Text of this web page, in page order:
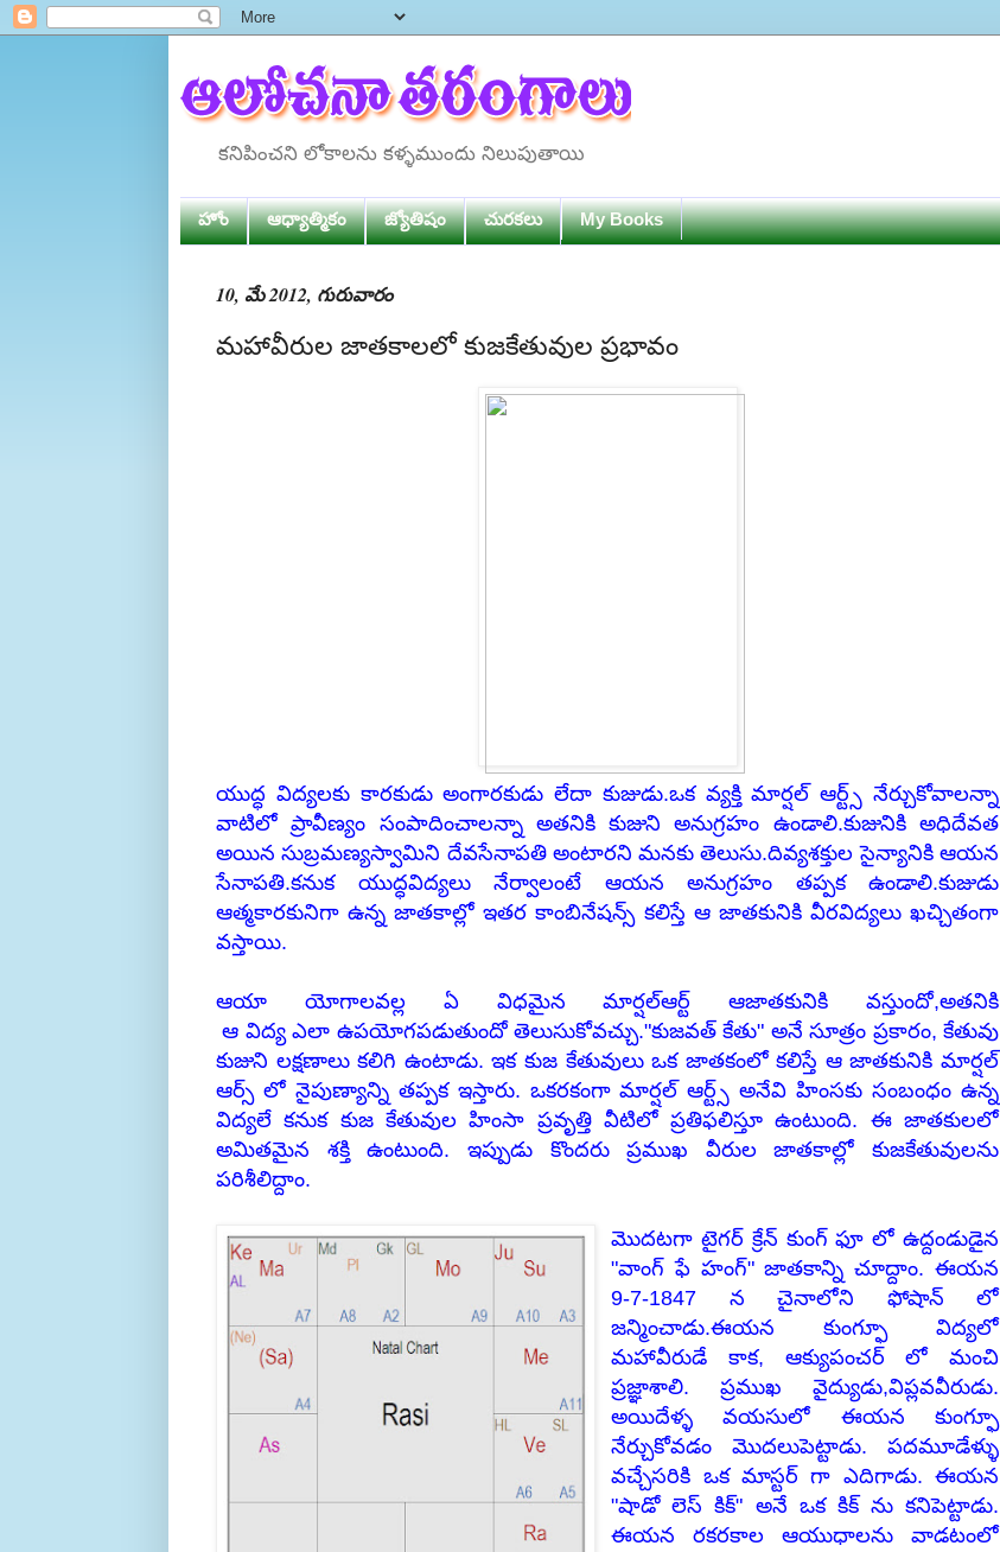
కనిపించని లోకాలను కళ్ళముందు నిలుపుతాయి
హోం ఆధ్యాత్మికం జ్యోతిషం చురకలు My Books
10, మే 2012, గురువారం
మహావీరుల జాతకాలలో కుజకేతువుల ప్రభావం
యుద్ధ విద్యలకు కారకుడు అంగారకుడు లేదా కుజుడు.ఒక వ్యక్తి మార్షల్ ఆర్ట్స్ నేర్చుకోవాలన్నా
వాటిలో ప్రావీణ్యం సంపాదించాలన్నా అతనికి కుజుని అనుగ్రహం ఉండాలి.కుజునికి అధిదేవత
అయిన సుబ్రమణ్యస్వామిని దేవసేనాపతి అంటారని మనకు తెలుసు.దివ్యశక్తుల సైన్యానికి ఆయన
సేనాపతి.కనుక యుద్ధవిద్యలు నేర్వాలంటే ఆయన అనుగ్రహం తప్పక ఉండాలి.కుజుడు
ఆత్మకారకునిగా ఉన్న జాతకాల్లో ఇతర కాంబినేషన్స్ కలిస్తే ఆ జాతకునికి వీరవిద్యలు ఖచ్చితంగా
వస్తాయి.
ఆయా యోగాలవల్ల ఏ విధమైన మార్షల్ఆర్ట్ ఆజాతకునికి వస్తుందో,అతనికి
ఆ విద్య ఎలా ఉపయోగపడుతుందో తెలుసుకోవచ్చు."కుజవత్ కేతు" అనే సూత్రం ప్రకారం, కేతువు
కుజుని లక్షణాలు కలిగి ఉంటాడు. ఇక కుజ కేతువులు ఒక జాతకంలో కలిస్తే ఆ జాతకునికి మార్షల్
ఆర్స్ లో నైపుణ్యాన్ని తప్పక ఇస్తారు. ఒకరకంగా మార్షల్ ఆర్ట్స్ అనేవి హింసకు సంబంధం ఉన్న
విద్యలే కనుక కుజ కేతువుల హింసా ప్రవృత్తి వీటిలో ప్రతిఫలిస్తూ ఉంటుంది. ఈ జాతకులలో
అమితమైన శక్తి ఉంటుంది. ఇప్పుడు కొందరు ప్రముఖ వీరుల జాతకాల్లో కుజకేతువులను
పరిశీలిద్దాం.
మొదటగా టైగర్ క్రేన్ కుంగ్ ఫూ లో ఉద్దండుడైన
"వాంగ్ ఫే హంగ్" జాతకాన్ని చూద్దాం. ఈయన
9-7-1847 న చైనాలోని ఫోషాన్ లో
జన్మించాడు.ఈయన కుంగ్ఫూ విద్యలో
మహావీరుడే కాక, ఆక్యుపంచర్ లో మంచి
ప్రజ్ఞాశాలి. ప్రముఖ వైద్యుడు,విప్లవవీరుడు.
అయిదేళ్ళ వయసులో ఈయన కుంగ్ఫూ
నేర్చుకోవడం మొదలుపెట్టాడు. పదమూడేళ్ళు
వచ్చేసరికి ఒక మాస్టర్ గా ఎదిగాడు. ఈయన
"షాడో లెస్ కిక్" అనే ఒక కిక్ ను కనిపెట్టాడు.
ఈయన రకరకాల ఆయుధాలను వాడటంలో